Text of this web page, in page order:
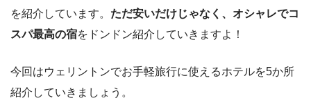
を紹介しています。 ただ安いだけじゃなく、オシャレでコ
スパ最高の宿をドンドン紹介していきますよ！
今回はウェリントンでお手軽旅行に使えるホテルを5か所
紹介していきましょう。